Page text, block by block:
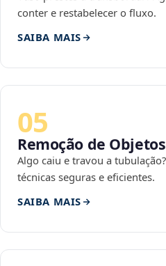
conter e restabelecer o fluxo.
SAIBA MAIS
05
Remoção de Objetos
Algo caiu e travou a
técnicas seguras e eficientes.
SAIBA MAIS